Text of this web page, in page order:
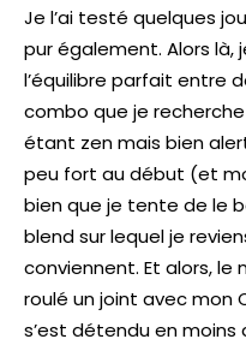
Je l’ai testé quelques
pur également. Alors là,
l’équilibre parfait entre
combo que je
étant zen mais bien
peu fort au début (et
bien que je tente de le
blend sur lequel je
conviennent. Et alors, le
roulé un joint avec mon
s’est détendu en